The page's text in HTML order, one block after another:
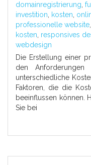
domainregistrierung,
investition, kosten,
professionelle website,
kosten, responsives
webdesign
Die Erstellung einer
den
unterschiedliche
Faktoren, die die
beeinflussen können.
Sie bei